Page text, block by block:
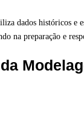
dados históricos e
na preparação e